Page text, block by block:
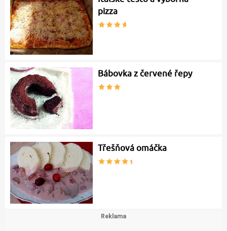
pizza
Bábovka z červené řepy
Třešňová omáčka